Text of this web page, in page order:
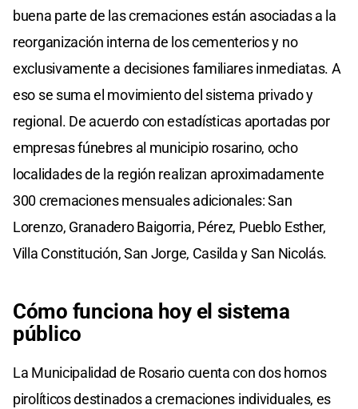
buena parte de las cremaciones están asociadas a la
reorganización interna de los cementerios y no
exclusivamente a decisiones familiares inmediatas. A
eso se suma el movimiento del sistema privado y
regional. De acuerdo con estadísticas aportadas por
empresas fúnebres al municipio rosarino, ocho
localidades de la región realizan aproximadamente
300 cremaciones mensuales adicionales: San
Lorenzo, Granadero Baigorria, Pérez, Pueblo Esther,
Villa Constitución, San Jorge, Casilda y San Nicolás.
Cómo funciona hoy el sistema
público
La Municipalidad de Rosario cuenta con dos hornos
pirolíticos destinados a cremaciones individuales, es